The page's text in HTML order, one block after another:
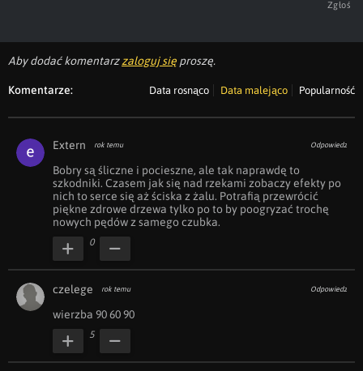
Zgłoś
Aby dodać komentarzzaloguj się proszę.
Komentarze: Data rosnąco Data malejąco Popularność
Extern rok temu Odpowiedz
Bobry są śliczne i pocieszne, ale tak naprawdę to
szkodniki. Czasem jak się nad rzekami zobaczy efekty po
nich to serce się aż ściska z żalu. Potrafią przewrócić
piękne zdrowe drzewa tylko po to by poogryzać trochę
nowych pędów z samego czubka.
0
czelege rok temu Odpowiedz
wierzba 90 60 90
5